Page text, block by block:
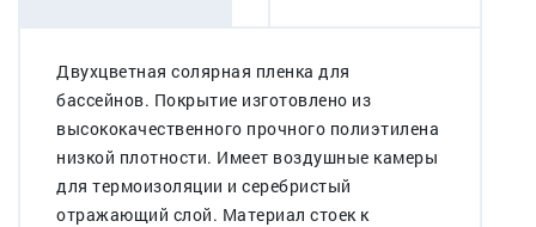
Двухцветная солярная пленка для
бассейнов. Покрытие изготовлено из
высококачественного прочного полиэтилена
низкой плотности. Имеет воздушные камеры
для термоизоляции и серебристый
отражающий слой. Материал стоек к